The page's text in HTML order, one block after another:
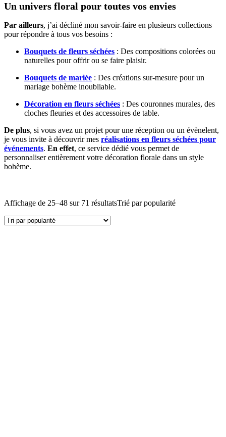
Un univers floral pour toutes vos envies
Par ailleurs, j’ai décliné mon savoir-faire en plusieurs collections
pour répondre à tous vos besoins :
Bouquets de fleurs séchées : Des compositions colorées ou
naturelles pour offrir ou se faire plaisir.
Bouquets de mariée : Des créations sur-mesure pour un
mariage bohème inoubliable.
Décoration en fleurs séchées : Des couronnes murales, des
cloches fleuries et des accessoires de table.
De plus, si vous avez un projet pour une réception ou un évènelent,
je vous invite à découvrir mes réalisations en fleurs séchées pour
événements. En effet, ce service dédié vous permet de
personnaliser entièrement votre décoration florale dans un style
bohème.
Affichage de 25–48 sur 71 résultatsTrié par popularité